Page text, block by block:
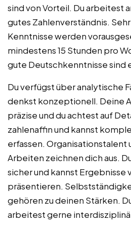
sind von Vorteil. Du arbeitest
gutes Zahlenverständnis.
Kenntnisse werden
mindestens 15 Stunden pro
gute Deutschkenntnisse sind
Du verfügst über analytische
denkst konzeptionell. Deine
präzise und du achtest auf
zahlenaffin und kannst
erfassen. Organisationstalent
Arbeiten zeichnen dich aus.
sicher und kannst Ergebnisse
präsentieren.
gehören zu deinen Stärken.
arbeitest gerne